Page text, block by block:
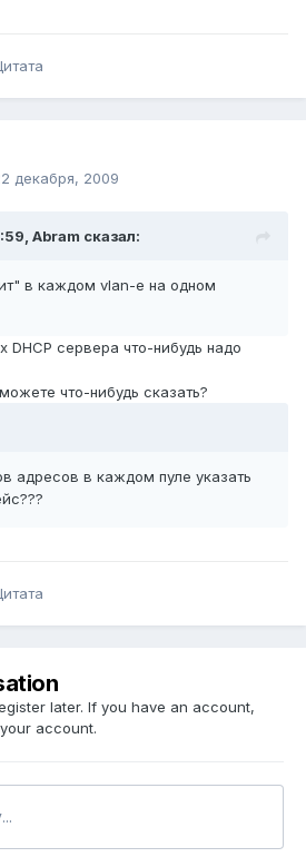
декабря, 2009
Abram сказал:
в каждом vlan-е на одном
DHCP сервера что-нибудь надо
что-нибудь сказать?
адресов в каждом пуле указать
later. If you have an account,
account.